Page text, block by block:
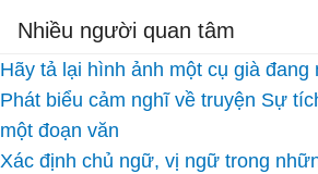
Nhiều người quan tâm
Hãy tả lại hình ảnh một cụ già đang
Phát biểu cảm nghĩ về truyện Sự
một đoạn văn
Xác định chủ ngữ, vị ngữ trong